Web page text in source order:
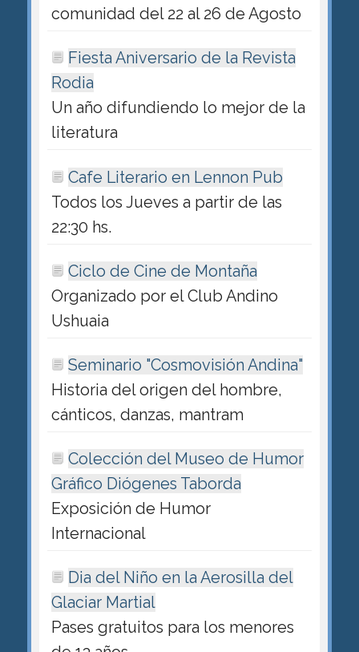
comunidad del 22 al 26 de Agosto
Fiesta Aniversario de la Revista
Rodia
Un año difundiendo lo mejor de la
literatura
Cafe Literario en Lennon Pub
Todos los Jueves a partir de las
22:30 hs.
Ciclo de Cine de Montaña
Organizado por el Club Andino
Ushuaia
Seminario "Cosmovisión Andina"
Historia del origen del hombre,
cánticos, danzas, mantram
Colección del Museo de Humor
Gráfico Diógenes Taborda
Exposición de Humor
Internacional
Dia del Niño en la Aerosilla del
Glaciar Martial
Pases gratuitos para los menores